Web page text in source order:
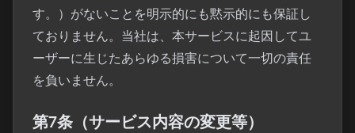
す。）がないことを明示的にも黙示的にも保証し
ておりません。当社は、本サービスに起因してユ
ーザーに生じたあらゆる損害について一切の責任
を負いません。
第7条（サービス内容の変更等）